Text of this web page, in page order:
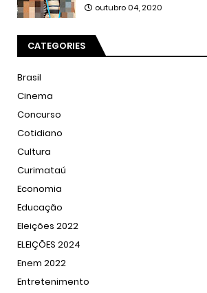
outubro 04, 2020
CATEGORIES
Brasil
Cinema
Concurso
Cotidiano
Cultura
Curimataú
Economia
Educação
Eleições 2022
ELEIÇÕES 2024
Enem 2022
Entretenimento